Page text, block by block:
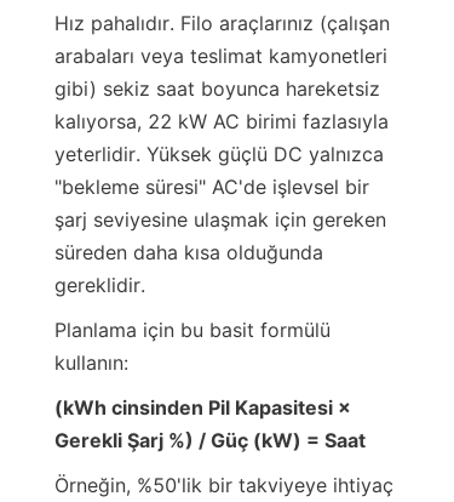
Hız pahalıdır. Filo araçlarınız (çalışan
arabaları veya teslimat kamyonetleri
gibi) sekiz saat boyunca hareketsiz
kalıyorsa, 22 kW AC birimi fazlasıyla
yeterlidir. Yüksek güçlü DC yalnızca
"bekleme süresi" AC'de işlevsel bir
şarj seviyesine ulaşmak için gereken
süreden daha kısa olduğunda
gereklidir.
Planlama için bu basit formülü
kullanın:
(kWh cinsinden Pil Kapasitesi ×
Gerekli Şarj %) / Güç (kW) = Saat
Örneğin, %50'lik bir takviyeye ihtiyaç